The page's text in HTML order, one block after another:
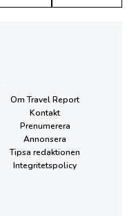
Om Travel Report
Kontakt
Prenumerera
Annonsera
Tipsa redaktionen
Integritetspolicy